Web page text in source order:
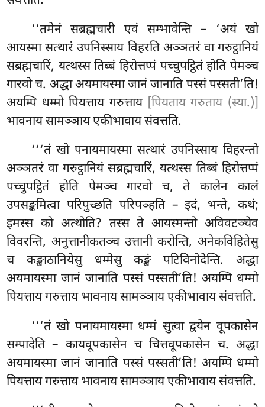
‘‘तमेनंसब्रह्मचारी एवं सम्भावेन्ति – ‘अयं खो
आयस्मा सत्थारं उपनिस्साय विहरति अञ्ञतरं वा गरुट्ठानियं
सब्रह्मचारिं, यत्थस्स तिब्बं हिरोत्तप्पं पच्चुपट्ठितं होति पेमञ्च
गारवो च. अद्धा अयमायस्मा जानं जानाति पस्सं पस्सती’ति!
अयम्पि धम्मो पियत्ताय गरुत्ताय [पियताय गरुताय (स्या.)]
भावनाय सामञ्ञाय एकीभावाय संवत्तति.
‘‘‘तं खो पनायमायस्मा सत्थारं उपनिस्साय विहरन्तो
अञ्ञतरं वा गरुट्ठानियं सब्रह्मचारिं, यत्थस्स तिब्बं हिरोत्तप्पं
पच्चुपट्ठितं होति पेमञ्चगारवो च, ते कालेन कालं
उपसङ्कमित्वा परिपुच्छति परिपञ्हति – इदं, भन्ते, कथं;
इमस्स को अत्थोति? तस्स ते आयस्मन्तो अविवटञ्चेव
विवरन्ति, अनुत्तानीकतञ्च उत्तानी करोन्ति, अनेकविहितेसु
च कङ्खाठानियेसु धम्मेसु कङ्खं पटिविनोदेन्ति. अद्धा
अयमायस्मा जानं जानाति पस्सं पस्सती’ति! अयम्पि धम्मो
पियत्ताय गरुत्ताय भावनाय सामञ्ञाय एकीभावाय संवत्तति.
‘‘‘तं खो पनायमायस्मा धम्मं सुत्वा द्वयेन वूपकासेन
सम्पादेति – कायवूपकासेन च चित्तवूपकासेन च. अद्धा
अयमायस्मा जानं जानाति पस्सं पस्सती’ति! अयम्पि धम्मो
पियत्ताय गरुत्ताय भावनाय सामञ्ञाय एकीभावाय संवत्तति.